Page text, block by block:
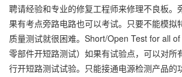
聘请经验和专业的修复工程师来修理不良板。
果有考点旁路电路也可以考试。只要不能模拟
质量测试就很困难。Short/Open Test for all
零部件开短路测试）如果有试验点，可以对所
行开短路测试试验。只能接通电源检测产品的